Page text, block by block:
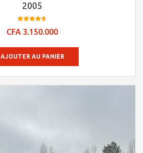
2005
4.66
CFA 3.150.000
AJOUTER AU PANIER